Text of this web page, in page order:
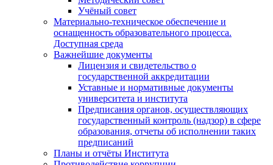
Учёный совет
Материально-техническое обеспечение и
оснащенность образовательного процесса.
Доступная среда
Важнейшие документы
Лицензия и свидетельство о
государственной аккредитации
Уставные и нормативные документы
университета и института
Предписания органов, осуществляющих
государственный контроль (надзор) в сфере
образования, отчеты об исполнении таких
предписаний
Планы и отчёты Института